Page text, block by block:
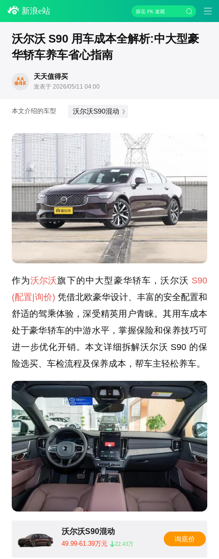
新浪e站 探岳 PK 途观
沃尔沃 S90 用车成本全解析:中大型豪
华轿车养车省心指南
天天值得买
发表于 2026/05/11 04:00
本文介绍的车型 沃尔沃S90混动
作为沃尔沃旗下的中大型豪华轿车，沃尔沃 S90
(配置 |询价) 凭借北欧豪华设计、丰富的安全配置和
舒适的驾乘体验，深受精英用户青睐。其用车成本
处于豪华轿车的中游水平，掌握保险和保养技巧可
进一步优化开销。本文详细拆解沃尔沃 S90 的保
险选买、车检流程及保养成本，帮车主轻松养车。
沃尔沃S90混动
49.99-61.39万元 22.43万
询底价